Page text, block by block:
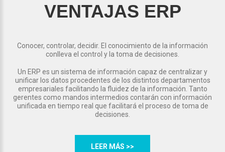
VENTAJAS ERP
Conocer, controlar, decidir. El conocimiento de la información
conlleva el control y la toma de decisiones.
Un ERP es un sistema de información capaz de centralizar y
unificar los datos procedentes de los distintos departamentos
empresariales facilitando la fluidez de la información. Tanto
gerentes como mandos intermedios contarán con información
unificada en tiempo real que facilitará el proceso de toma de
decisiones.
LEER MÁS >>